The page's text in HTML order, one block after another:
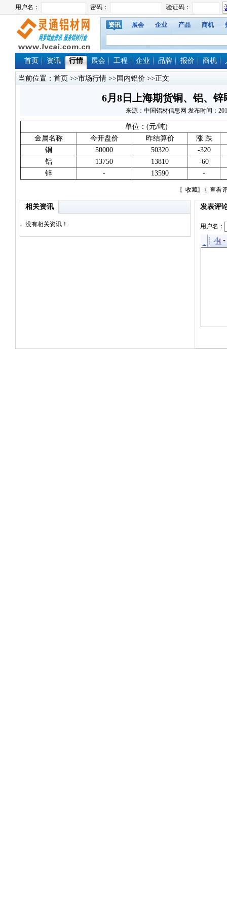
资讯 展会 企业 产品 商机
首页 资讯 行情 展会 工程 企业 品牌 报价 商机
当前位置： 首页 >>市场行情 >>国内铝价 >>正文
6月8日上海期货铜、铝、
来源：中国铝材信息网 发布时间：
单位：(元/吨)
金属名称
今开盘价 昨结算价
涨 跌
铜
50000 50320
-320
铝
13750 13810
-60
锌
- 13590 -
〖 收藏〗〖 查看
相关资讯
没有相关资讯！
发表评
用户名：